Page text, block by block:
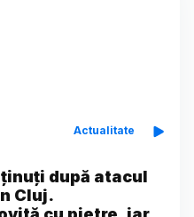
Actualitate
după atacul
Cluj.